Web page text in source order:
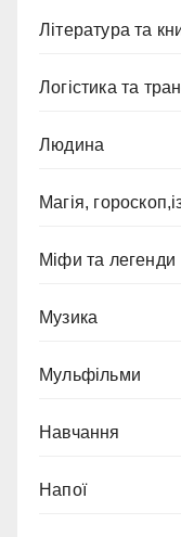
Література та
Логістика та
Людина
Магія,
Міфи та легенди
Музика
Мульфільми
Навчання
Напої